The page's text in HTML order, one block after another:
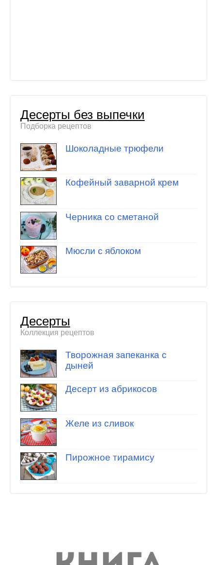
Десерты без выпечки
Подборка рецептов
Шоколадные трюфели
Кофейный заварной крем
Черника со сметаной
Мюсли с яблоком
Десерты
Коллекция рецептов
Творожная запеканка с
дыней
Десерт из абрикосов
Желе из сливок
Пирожное тирамису